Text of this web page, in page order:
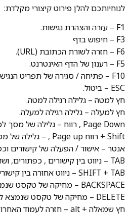
לנוחיותכם להלן פירוט קיצורי מקלדת:
F1 – עזרה והצהרת נגישות.
F3 – חיפוש בדף
F6 – חזרה לשורת הכתובת (URL).
F5 – רענון של הדף האינטרנט.
F10 – פתיחה / סגירה של תפריט הנגישות.
ESC – ביטול.
חץ למטה – גלילה רגילה למטה.
חץ למעלה – גלילה רגילה למעלה.
Page Down , רווח – גלילה של מסך למטה
Shift + רווח Page up , – גלילה של מסך למעלה.
אנטר – אישור / הפעלה של קישורים
TAB – ניווט בין קישורים , כפתורים, ושדות בטפסים.
SHIFT + TAB – ניווט אחורה בין קישורים כפתורים ושדות בטפסים.
BACKSPACE – מחיקה של טקסט שנמצא מאחורי הסמן.
DELETE – מחיקה של טקסט שנמצא לפני הסמן.
חץ שמאלה + alt – חזרה לעמוד האחרון שגלשנו.